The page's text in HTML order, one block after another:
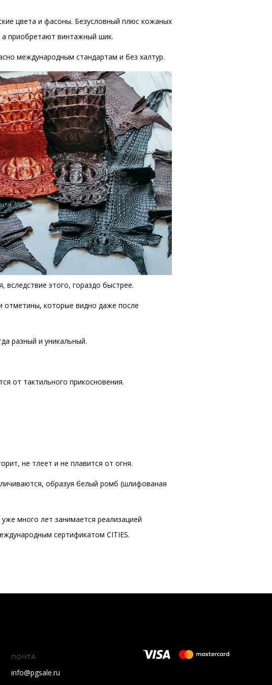
цвета и фасоны. Безусловный плюс кожаных
а приобретают винтажный шик.
международным стандартам и без халтур.
вследствие этого, гораздо быстрее.
отметины, которые видно даже после
разный и уникальный.
от тактильного прикосновения.
не тлеет и не плавится от огня.
образуя белый ромб (шлифованая
много лет занимается реализацией
сертификатом CITIES.
ПОЧТА
info@pgsale.ru